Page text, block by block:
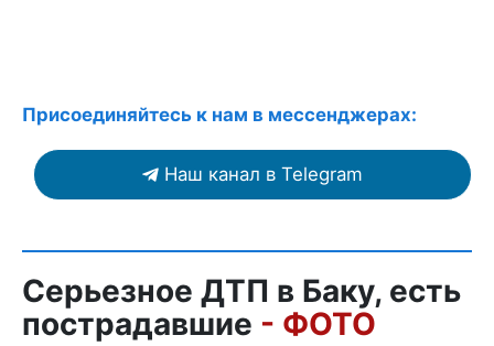
Присоединяйтесь к нам в мессенджерах:
Наш канал в Telegram
Серьезное ДТП в Баку, есть
пострадавшие - ФОТО